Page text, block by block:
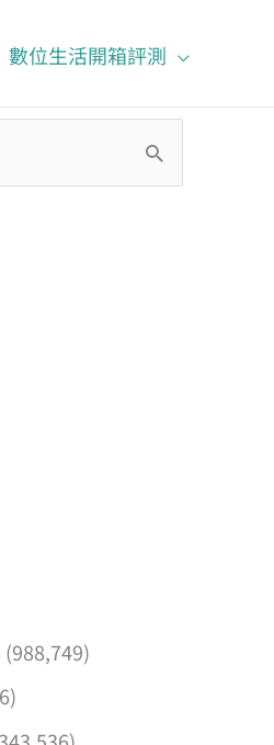
數位生活開箱評測
(988,749)